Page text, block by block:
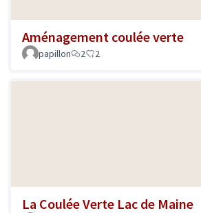
Aménagement coulée verte
papillon 2 2
La Coulée Verte Lac de Maine